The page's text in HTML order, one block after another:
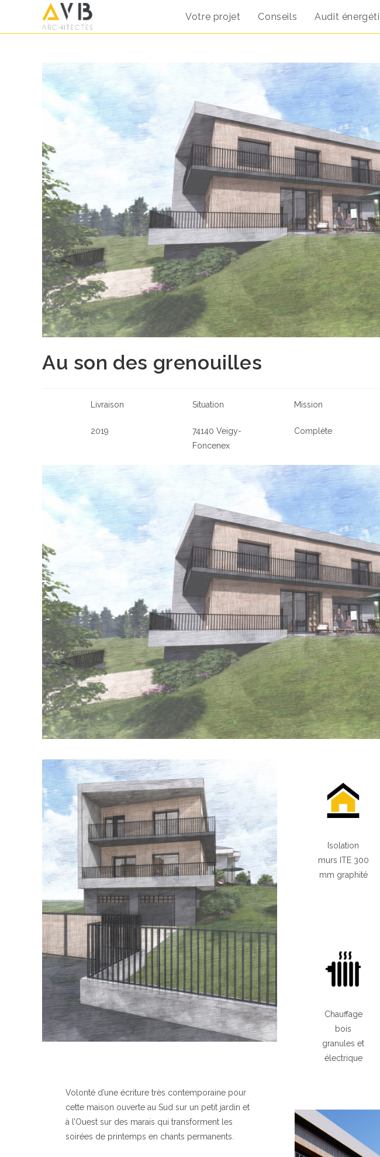
Votre projet Conseils Audit
Au son des grenouilles
Livraison
2019
Situation
74140 Veigy-
Foncenex
Mission
Complète
Volonté d’une écriture très contemporaine pour
cette maison ouverte au Sud sur un petit jardin et
à l’Ouest sur des marais qui transforment les
soirées de printemps en chants permanents.
Isolation
murs ITE 300
mm graphité
Chauffage
bois
granules et
électrique